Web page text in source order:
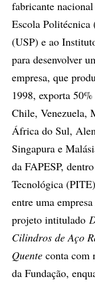
fabricante
Escola Politécnica
(USP) e ao
para desenvolver
empresa, que
1998, exporta
Chile, Venezuela,
África do Sul,
Singapura e
da FAPESP,
Tecnológica
entre uma
projeto intitulado
Cilindros de Aço
Quente conta com
da Fundação,